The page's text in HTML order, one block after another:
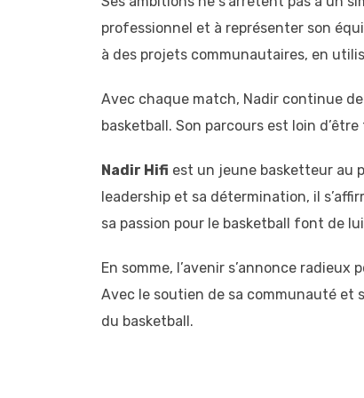
professionnel et à représenter son
à des projets communautaires, en
Avec chaque match, Nadir continue
basketball. Son parcours est loin
Nadir Hifi est un jeune basketteur au
leadership et sa détermination, il
sa passion pour le basketball font de
En somme, l’avenir s’annonce
Avec le soutien de sa communauté et
du basketball.